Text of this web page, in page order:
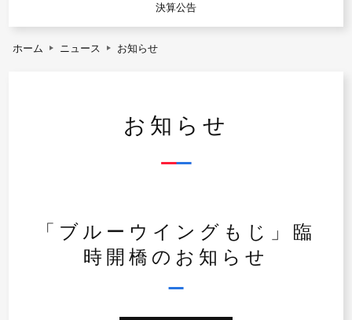
決算公告
ホーム ニュース お知らせ
お知らせ
「ブルーウイングもじ」臨
時開橋のお知らせ